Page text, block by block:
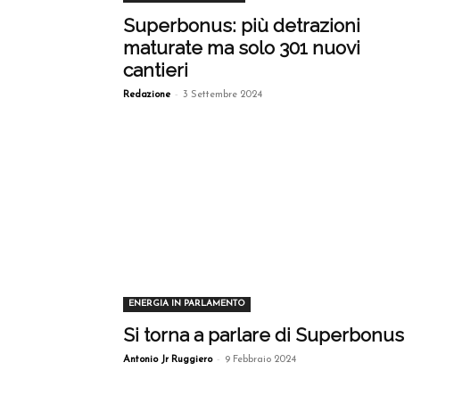
Superbonus: più detrazioni
maturate ma solo 301 nuovi
cantieri
Redazione - 3 Settembre 2024
ENERGIA IN PARLAMENTO
Si torna a parlare di Superbonus
Antonio Jr Ruggiero - 9 Febbraio 2024